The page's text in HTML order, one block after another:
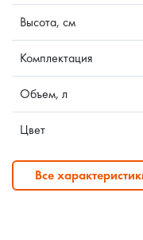
Высота, см
Комплектация
Объем, л
Цвет
Все